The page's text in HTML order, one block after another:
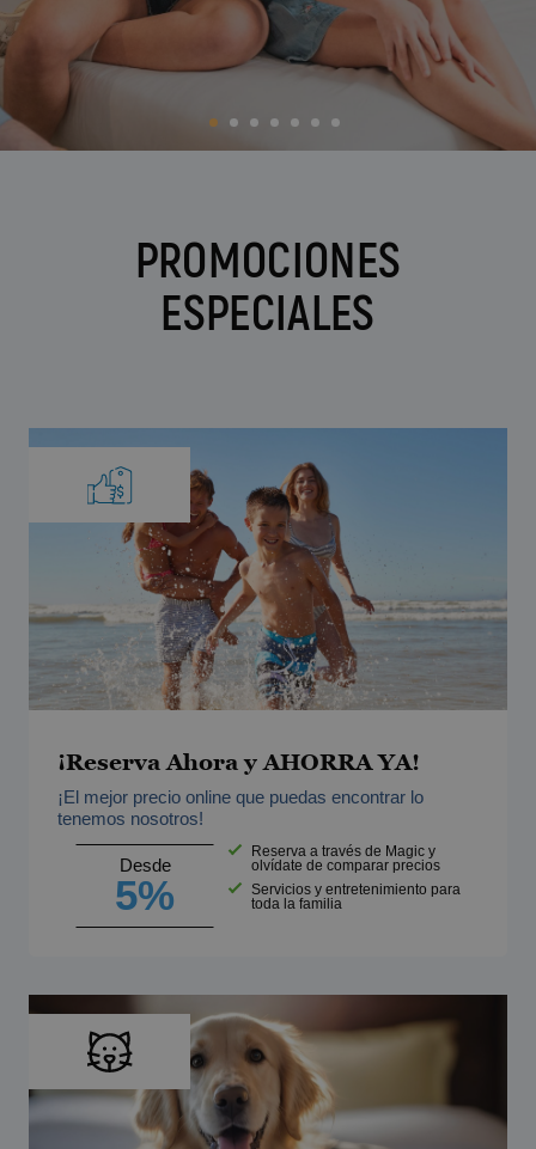
BC Music Resort™
(Recommended for Adults)
OROPESA DEL MAR
Pontiana Thalasso Hotel
Magic Sports Hotel
Apartamentos Magic World
Hotel Vila-Real Palace
Calendario de apertura y cierres
PROMOCIONES
ESPECIALES
¡Reserva Ahora y AHORRA YA!
¡El mejor precio online que puedas encontrar lo
tenemos nosotros!
Desde
5%
Reserva a través de Magic y
olvídate de comparar precios
Servicios y entretenimiento para
toda la familia